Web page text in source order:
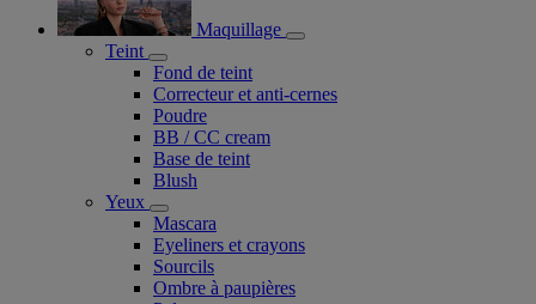
Maquillage
Teint
Fond de teint
Correcteur et anti-cernes
Poudre
BB / CC cream
Base de teint
Blush
Yeux
Mascara
Eyeliners et crayons
Sourcils
Ombre à paupières